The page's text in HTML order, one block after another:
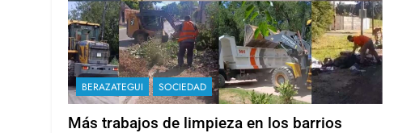
BERAZATEGUI SOCIEDAD
Más trabajos de limpieza en los barrios